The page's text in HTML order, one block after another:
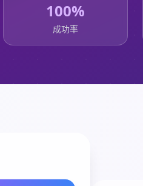
100%
成功率